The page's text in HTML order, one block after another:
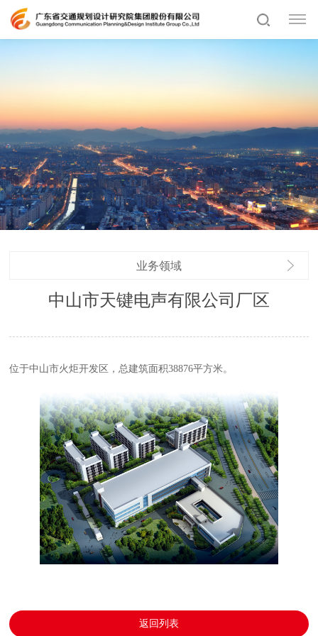
业务领域
中山市天键电声有限公司厂区
位于中山市火炬开发区，总建筑面积38876平方米。
返回列表